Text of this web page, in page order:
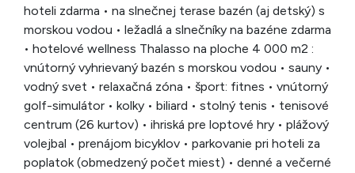
hoteli zdarma • na slnečnej terase bazén (aj detský) s
morskou vodou • ležadlá a slnečníky na bazéne zdarma
• hotelové wellness Thalasso na ploche 4 000 m2 :
vnútorný vyhrievaný bazén s morskou vodou • sauny •
vodný svet • relaxačná zóna • šport: fitnes • vnútorný
golf-simulátor • kolky • biliard • stolný tenis • tenisové
centrum (26 kurtov) • ihriská pre loptové hry • plážový
volejbal • prenájom bicyklov • parkovanie pri hoteli za
poplatok (obmedzený počet miest) • denné a večerné